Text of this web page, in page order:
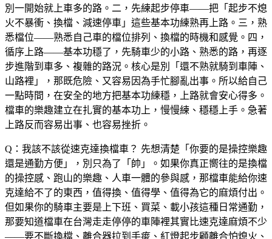
別一開始就上車多的路。二，先練起步停車——把「起步不熄
火不暴衝、換檔、減速停車」這些基本功練熟再上路。三，熟
悉檔位——熟悉自己車的檔位排列、換檔的時機和感覺。四，
循序上路——基本功穩了，先騎車少的小路、熟悉的路，再逐
步進階到車多、複雜的路況。核心是別「還不熟就騎到車陣、
山路裡」，那既危險、又容易因為手忙腳亂出事。所以給自己
一點時間，在安全的地方把基本功練穩，上路就會安心得多。
檔車的樂趣建立在扎實的基本功上，慢慢練、穩穩上手。急著
上路反而容易出事、也容易挫折。
Q：我該不該從速克達換檔車？ 先想清楚「你要的是操控樂趣
還是通勤方便」，別只為了「帥」。如果你真正嚮往的是換檔
的操控感、跑山的樂趣、人車一體的參與感，那檔車能給你速
克達給不了的東西，值得換、值得學、值得為它的麻煩付出。
但如果你的騎車主要是上下班、買菜、載小孩這種日常通勤，
那要知道檔車在台灣走走停停的車陣裡其實比速克達麻煩不少
——要不斷換檔、離合器拉到手痠、紅燈起步顧離合怕熄火、